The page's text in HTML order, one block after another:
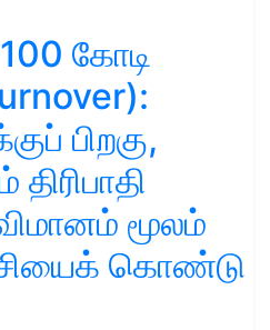
கோடி
பிறகு,
மூலம்
கொண்டு